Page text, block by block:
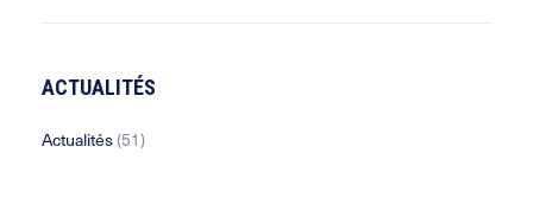
ACTUALITÉS
Actualités(51)